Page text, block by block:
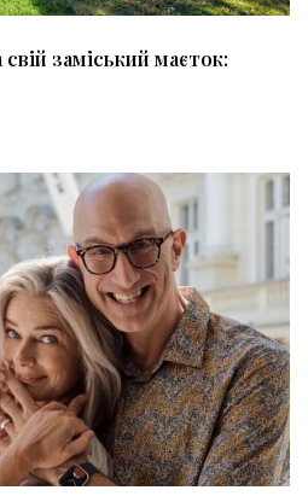
заміський маєток: